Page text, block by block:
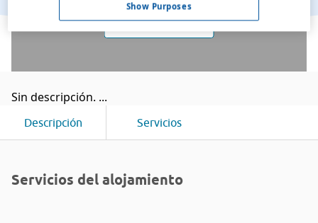
Ver en el mapa
Sin descripción. ...
Descripción Servicios
Servicios del alojamiento
Show Purposes